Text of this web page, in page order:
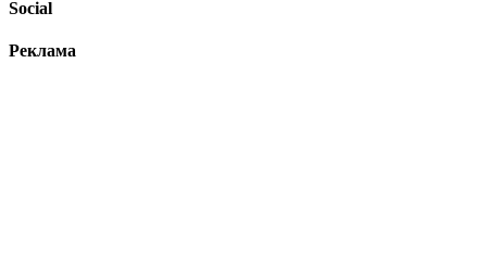
Social
Реклама